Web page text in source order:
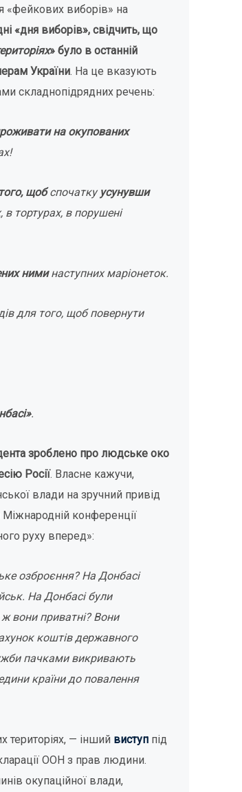
«фейкових виборів» на
«дня виборів», свідчить, що
» було в останній
України. На це вказують
складнопідрядних речень:
на окупованих
щобспочатку усунувши
в тортурах, в порушені
ниминаступних маріонеток.
для того, щоб повернути
.
зроблено про людське око
Росії. Власне кажучи,
влади на зручний привід
конференції
руху вперед»:
озброєння? На Донбасі
На Донбасі були
вони приватні? Вони
коштів державного
пачками викривають
країни до повалення
територіях, — інший виступ під
ООН з прав людини.
окупаційної влади,